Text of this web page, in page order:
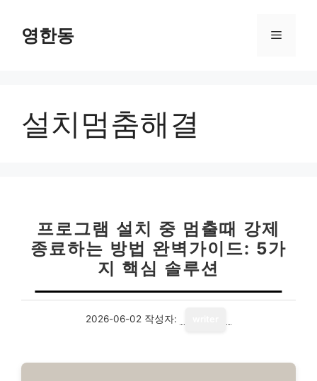
영한동 메
설치멈춤해결
프로그램 설치 중 멈출때 강제
종료하는 방법 완벽가이드: 5가
지 핵심 솔루션
2026-06-02 작성자: